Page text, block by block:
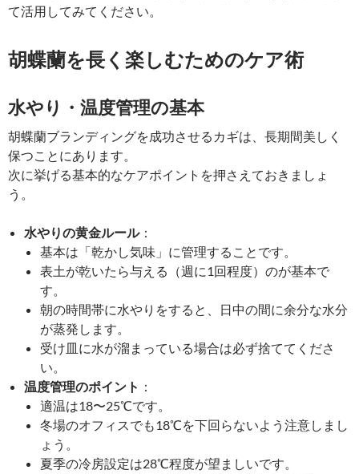
て活用してみてください。
胡蝶蘭を長く楽しむためのケア術
水やり・温度管理の基本
胡蝶蘭ブランディングを成功させるカギは、長期間美しく
保つことにあります。
次に挙げる基本的なケアポイントを押さえておきましょ
う。
水やりの黄金ルール：
基本は「乾かし気味」に管理することです。
表土が乾いたら与える（週に1回程度）のが基本で
す。
朝の時間帯に水やりをすると、日中の間に余分な水分
が蒸発します。
受け皿に水が溜まっている場合は必ず捨ててくださ
い。
温度管理のポイント ：
適温は18〜25℃です。
冬場のオフィスでも18℃を下回らないよう注意しまし
ょう。
夏季の冷房設定は28℃程度が望ましいです。